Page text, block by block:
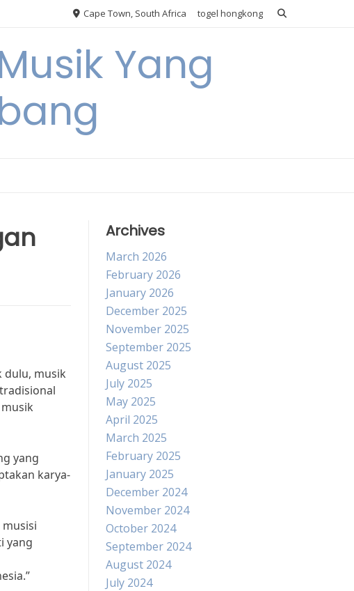
Cape Town, South Africa togel hongkong
Yang
dulu, musik
yang
karya-
yang
Archives
March 2026
February 2026
January 2026
December 2025
November 2025
September 2025
August 2025
July 2025
May 2025
April 2025
March 2025
February 2025
January 2025
December 2024
November 2024
October 2024
September 2024
August 2024
July 2024